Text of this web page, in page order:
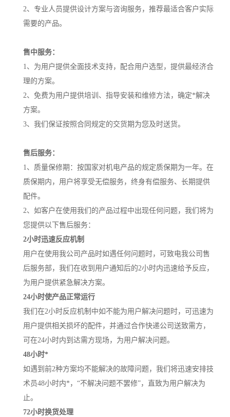
2、专业人员提供设计方案与咨询服务，推荐最适合客户实际
需要的产品。
售中服务：
1、为用户提供全面技术支持，配合用户选型，提供最经济合
理的方案。
2、免费为用户提供培训、指导安装和维修方法，确定*解决
方案。
3、我们保证按照合同规定的交货期为您及时送货。
售后服务：
1、质量保修期：按国家对机电产品的规定质保期为一年。在
质保期内，用户将享受无偿服务，终身有偿服务、长期提供
配件。
2、如客户在使用我们的产品过程中出现任何问题，我们将为
您提供以下售后服务：
2小时迅速反应机制
用户在使用我公司产品时如遇任何问题时，可致电我公司售
后服务部，我们在收到用户通知后的2小时内迅速给予反应，
为用户提供紧急解决方案。
24小时使产品正常运行
我们在2小时反应机制中如不能为用户解决问题时，可迅速为
用户提供相关损坏的配件，并通过合作快递公司送致需方，
可在24小时内到达需方现场，为用户解决问题。
48小时*
如遇到前2种方案均不能解决的故障问题，我们将迅速安排技
术员48小时内*，“不解决问题不罢修”，直致为用户解决为
止。
72小时换货处理